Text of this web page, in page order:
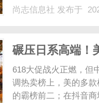
尚志信息社 发布于
碾压日系高端！
极地科考级家用
618大促战火正燃，但
调热卖榜上，美的多
的霸榜前二；在抖音